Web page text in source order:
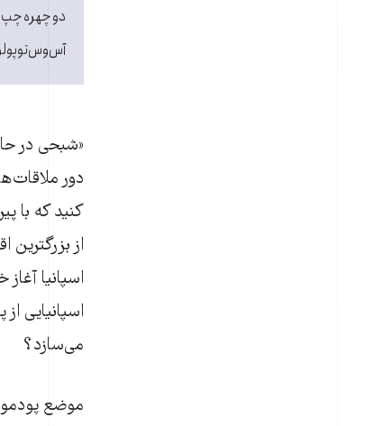
دو چهره چپ
«شبحی در
دور
کنید که با
از بزرگترین
اسپانیا
اسپانیایی
می‌سازد؟
موضع